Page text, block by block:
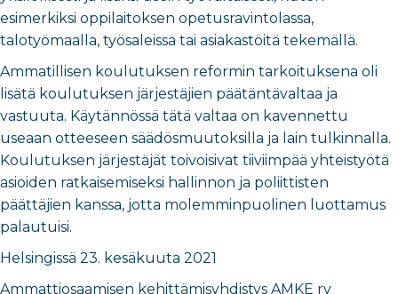
esimerkiksi oppilaitoksen opetusravintolassa,
talotyömaalla, työsaleissa tai asiakastöitä tekemällä.
Ammatillisen koulutuksen reformin tarkoituksena oli
lisätä koulutuksen järjestäjien päätäntävaltaa ja
vastuuta. Käytännössä tätä valtaa on kavennettu
useaan otteeseen säädösmuutoksilla ja lain tulkinnalla.
Koulutuksen järjestäjät toivoisivat tiiviimpää yhteistyötä
asioiden ratkaisemiseksi hallinnon ja poliittisten
päättäjien kanssa, jotta molemminpuolinen luottamus
palautuisi.
Helsingissä 23. kesäkuuta 2021
Ammattiosaamisen kehittämisyhdistys AMKE ry